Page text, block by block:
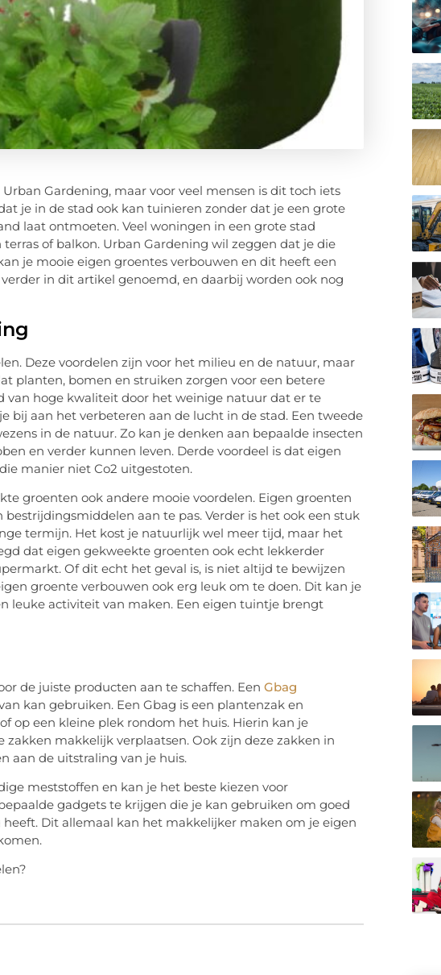
Gardening, maar voor veel mensen is dit toch iets
je in de stad ook kan tuinieren zonder dat je een grote
laat ontmoeten. Veel woningen in een grote stad
of balkon. Urban Gardening wil zeggen dat je die
je mooie eigen groentes verbouwen en dit heeft een
in dit artikel genoemd, en daarbij worden ook nog
Deze voordelen zijn voor het milieu en de natuur, maar
planten, bomen en struiken zorgen voor een betere
hoge kwaliteit door het weinige natuur dat er te
bij aan het verbeteren aan de lucht in de stad. Een tweede
in de natuur. Zo kan je denken aan bepaalde insecten
en verder kunnen leven. Derde voordeel is dat eigen
manier niet Co2 uitgestoten.
groenten ook andere mooie voordelen. Eigen groenten
aan te pas. Verder is het ook een stuk
termijn. Het kost je natuurlijk wel meer tijd, maar het
dat eigen gekweekte groenten ook echt lekkerder
Of dit echt het geval is, is niet altijd te bewijzen
groente verbouwen ook erg leuk om te doen. Dit kan je
leuke activiteit van maken. Een eigen tuintje brengt
de juiste producten aan te schaffen. Een Gbag
kan gebruiken. Een Gbag is een plantenzak en
op een kleine plek rondom het huis. Hierin kan je
makkelijk verplaatsen. Ook zijn deze zakken in
aan de uitstraling van je huis.
meststoffen en kan je het beste kiezen voor
gadgets te krijgen die je kan gebruiken om goed
Dit allemaal kan het makkelijker maken om je eigen